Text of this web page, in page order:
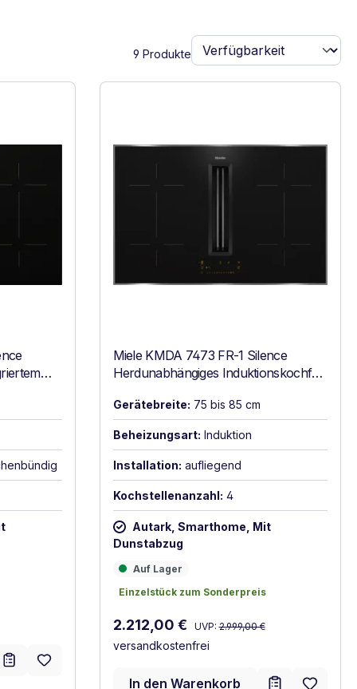
9 Produkte
D)
Miele KMDA 7473 FR-1 Silence
Herdunabhängiges Induktionskochfeld
Gerätebreite: 75 bis 85 cm
Beheizungsart: Induktion
Installation: aufliegend
Kochstellenanzahl: 4
Autark, Smarthome, Mit
Dunstabzug
Auf Lager
Auf Lager
Einzelstück zum Sonderpreis
Einzelstück zum Sonderpreis
Verkaufspreis:
2.212,00 € Regulärer Preis:
UVP: 2.999,00 €
versandkostenfrei
In den Warenkorb